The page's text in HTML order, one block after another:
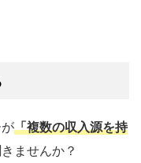
「複数の収入源を持
ませんか？